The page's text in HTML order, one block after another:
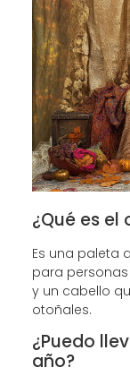
¿Qué es
Es una paleta
para
y un cabello
otoñales.
¿Puedo
año?